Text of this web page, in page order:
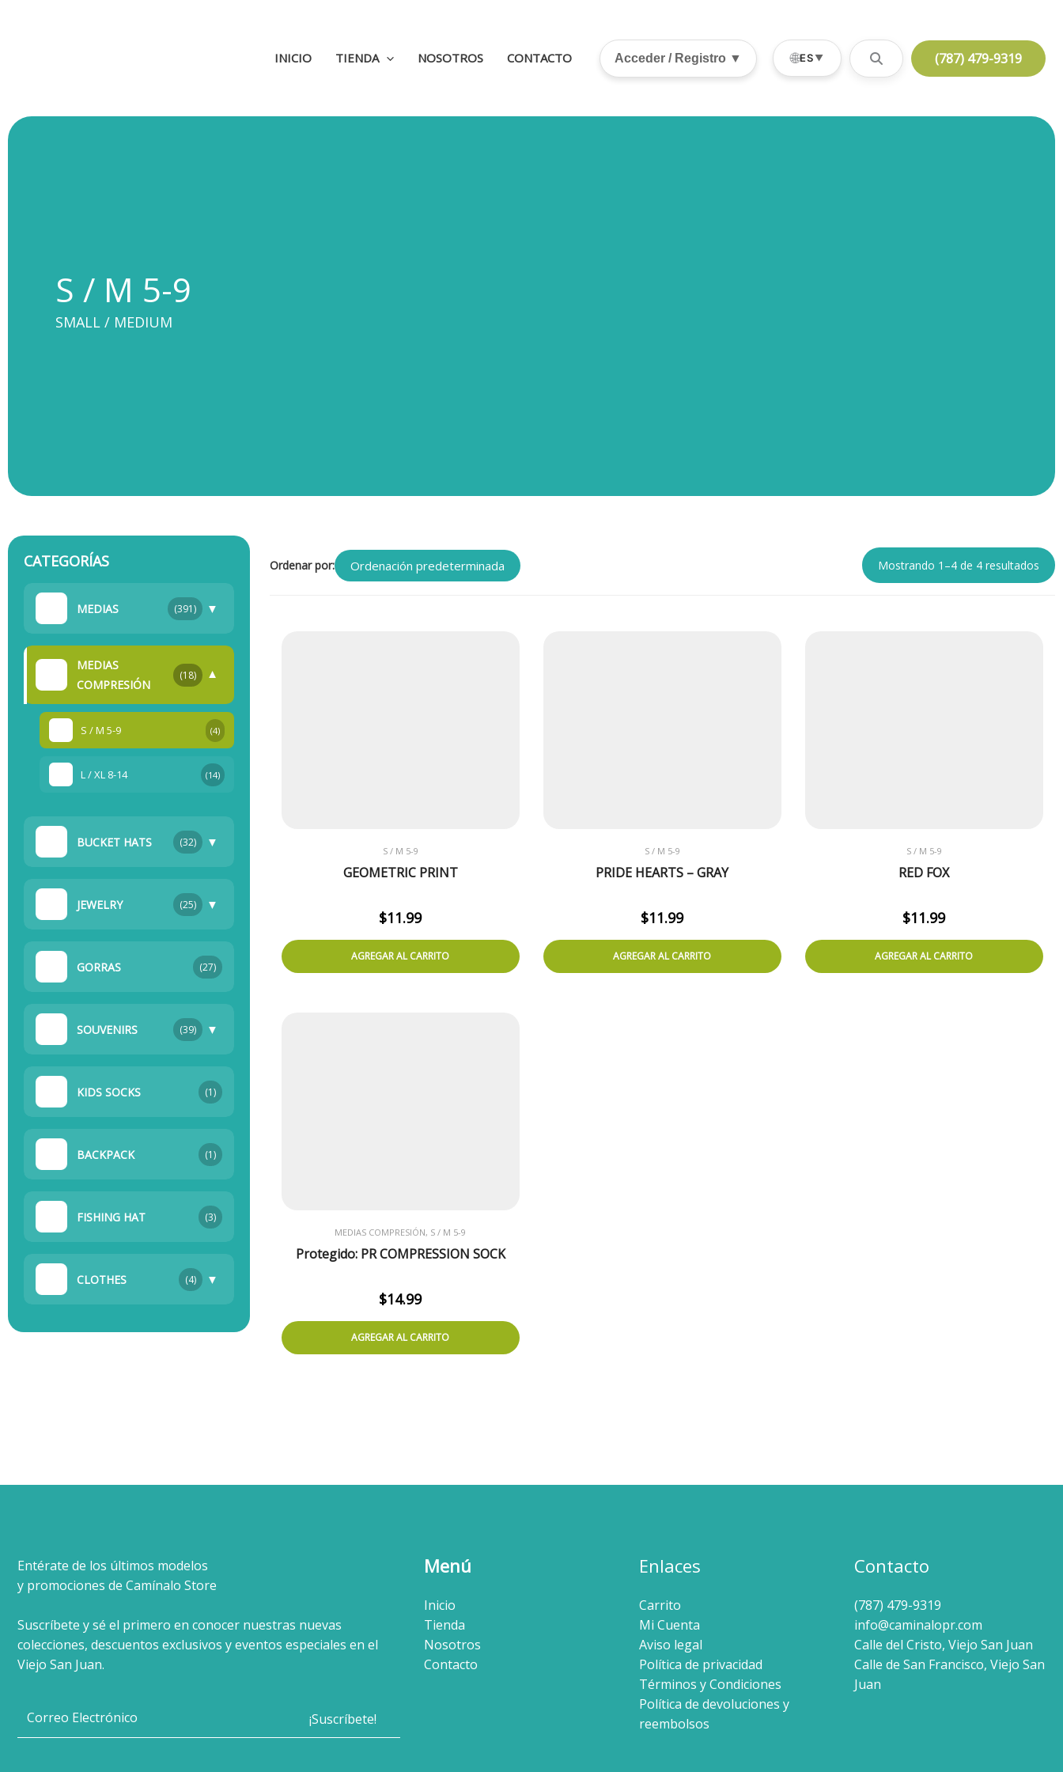
INICIO TIENDA NOSOTROS CONTACTO Acceder / Registro ▼ 🌐ES▼ (787) 479-9319
S / M 5-9
SMALL / MEDIUM
CATEGORÍAS
MEDIAS (391) ▼
MEDIAS
COMPRESIÓN
(18) ▼
S / M 5-9 (4)
L / XL 8-14 (14)
BUCKET HATS (32) ▼
JEWELRY (25) ▼
GORRAS (27)
SOUVENIRS (39) ▼
KIDS SOCKS (1)
BACKPACK (1)
FISHING HAT (3)
CLOTHES (4) ▼
Ordenar por: Mostrando 1–4 de 4 resultados
S / M 5-9
GEOMETRIC PRINT
$11.99
AGREGAR AL CARRITO
S / M 5-9
PRIDE HEARTS – GRAY
$11.99
AGREGAR AL CARRITO
S / M 5-9
RED FOX
$11.99
AGREGAR AL CARRITO
MEDIAS COMPRESIÓN, S / M 5-9
Protegido: PR COMPRESSION SOCK
$14.99
AGREGAR AL CARRITO
Entérate de los últimos modelos
y promociones de Camínalo Store
Suscríbete y sé el primero en conocer nuestras nuevas
colecciones, descuentos exclusivos y eventos especiales en el
Viejo San Juan.
Menú
Inicio
Tienda
Nosotros
Contacto
Enlaces
Carrito
Mi Cuenta
Aviso legal
Política de privacidad
Términos y Condiciones
Política de devoluciones y
reembolsos
Contacto
(787) 479-9319
info@caminalopr.com
Calle del Cristo, Viejo San Juan
Calle de San Francisco, Viejo San
Juan